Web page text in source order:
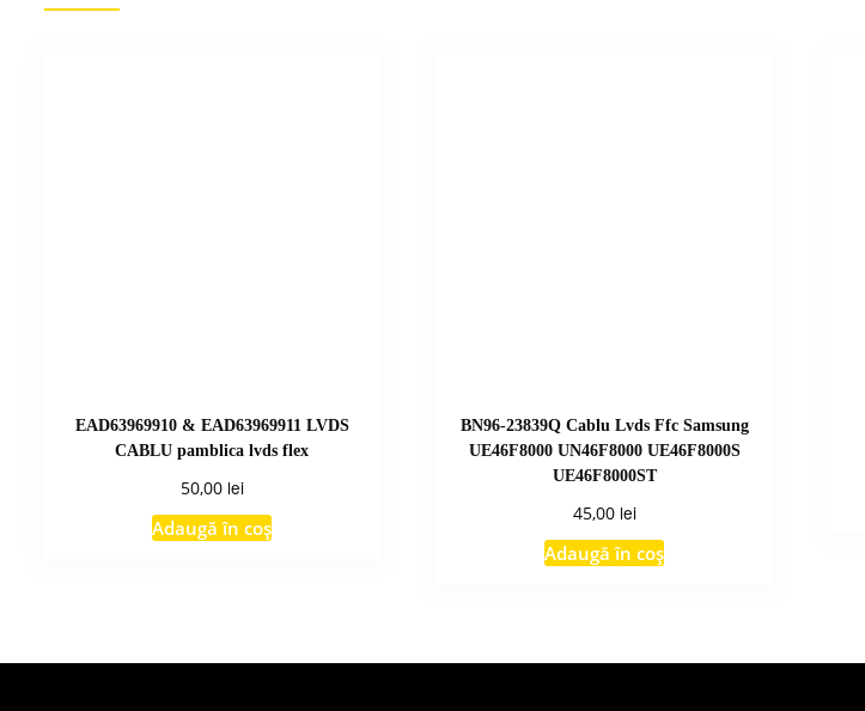
EAD63969910 & EAD63969911 LVDS
CABLU pamblica lvds flex
50,00 lei
Adaugă în coș
BN96-23839Q Cablu Lvds Ffc Samsung
UE46F8000 UN46F8000 UE46F8000S
UE46F8000ST
45,00 lei
Adaugă în coș